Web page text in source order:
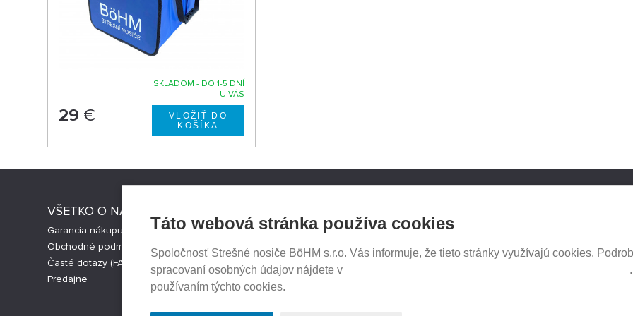
SKLADOM - DO 1-5 DNÍ
U VÁS
29 €
VŠETKO O NÁKUPE
Garancia nákupu
Obchodné podmienky
Časté dotazy (FAQ)
Predajne
Strešné nosiče Thule
Česká verze e-shopu
Cookies nastavenia
Táto webová stránka používa cookies
Spoločnosť Strešné nosiče BöHM s.r.o. Vás informuje, že tieto stránky využívajú cookies.
spracovaní osobných údajov nájdete v
používaním týchto cookies.